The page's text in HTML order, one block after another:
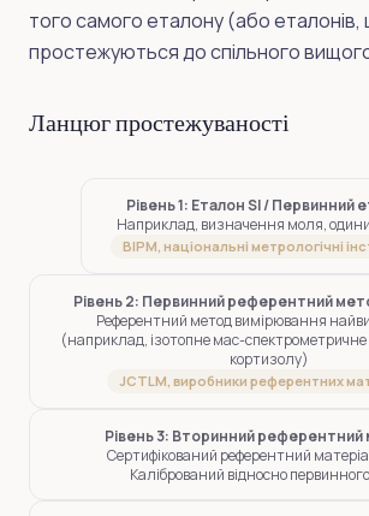
того самого еталону (або еталонів,
простежуються до спільного
Ланцюг простежуваності
Рівень 1: Еталон SI / Первинний
Наприклад, визначення моля,
BIPM, національні метрологічні
Рівень 2: Первинний референтний
Референтний метод вимірювання
(наприклад, ізотопне мас-
кортизолу)
JCTLM, виробники референтних
Рівень 3: Вторинний референтний
Сертифікований референтний
Калібрований відносно